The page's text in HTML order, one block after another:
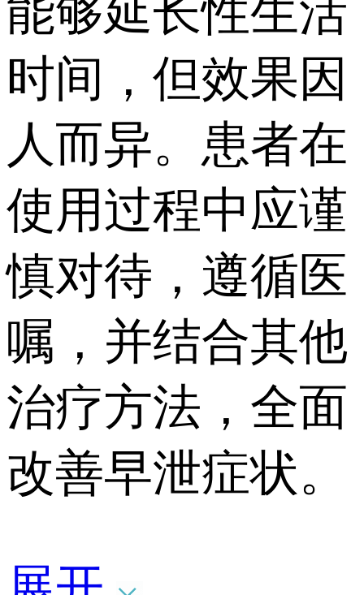
能够延长性生活
时间，但效果因
人而异。患者在
使用过程中应谨
慎对待，遵循医
嘱，并结合其他
治疗方法，全面
改善早泄症状。